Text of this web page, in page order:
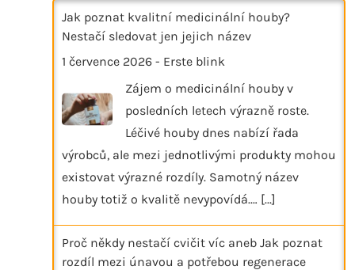
Jak poznat kvalitní medicinální houby?
Nestačí sledovat jen jejich název
1 července 2026 - Erste blink
Zájem o medicinální houby v
posledních letech výrazně roste.
Léčivé houby dnes nabízí řada
výrobců, ale mezi jednotlivými produkty mohou
existovat výrazné rozdíly. Samotný název
houby totiž o kvalitě nevypovídá.… [...]
Proč někdy nestačí cvičit víc aneb Jak poznat
rozdíl mezi únavou a potřebou regenerace